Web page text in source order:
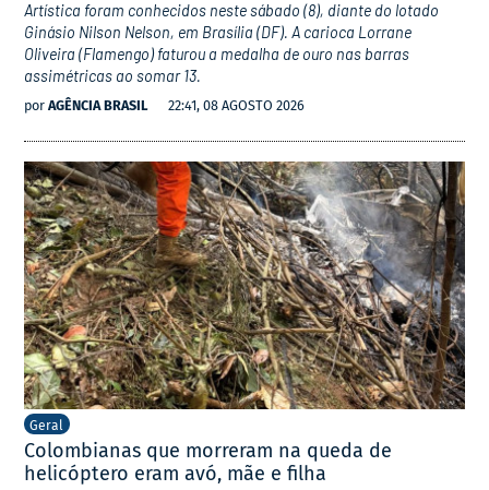
Artística foram conhecidos neste sábado (8), diante do lotado
Ginásio Nilson Nelson, em Brasília (DF). A carioca Lorrane
Oliveira (Flamengo) faturou a medalha de ouro nas barras
assimétricas ao somar 13.
por AGÊNCIA BRASIL 22:41, 08 AGOSTO 2026
Geral
Colombianas que morreram na queda de
helicóptero eram avó, mãe e filha